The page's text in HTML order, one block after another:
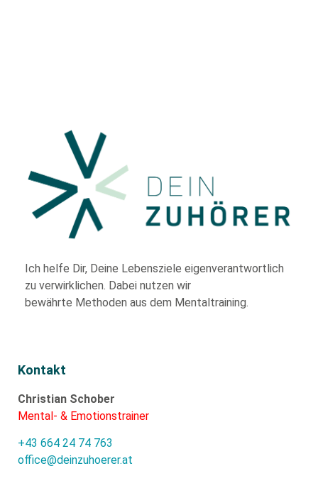
Ich helfe Dir, Deine Lebensziele eigenverantwortlich
zu verwirklichen. Dabei nutzen wir
bewährte Methoden aus dem Mentaltraining.
Kontakt
Christian Schober
Mental- & Emotionstrainer
+43 664 24 74 763
office@deinzuhoerer.at